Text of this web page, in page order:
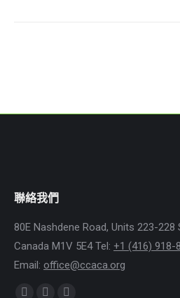
聯絡我們
80E Nashdene Road, Units 223-
Canada M1V 5E4 Tel: +1 (416) 918-
Email: office@ccaca.org
Find us on: